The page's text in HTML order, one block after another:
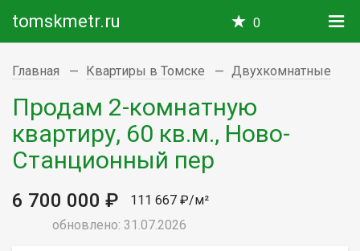
tomskmetr.ru 0
Главная Квартиры в Томске Двухкомнатные
Продам 2-комнатную
квартиру, 60 кв.м., Ново-
Станционный пер
6 700 000 ₽
111 667 ₽/м²
обновлено: 31.07.2026